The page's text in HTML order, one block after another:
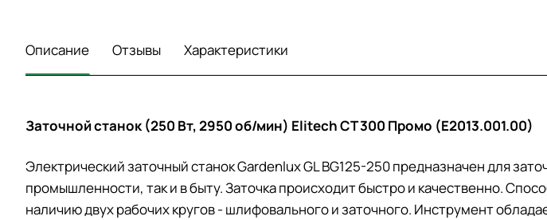
Описание Отзывы Характеристики
Заточной станок (250 Вт, 2950 об/мин) Elitech СТ 300 Промо (Е2013.001.00)
Электрический заточный станок Gardenlux GL BG125-250 предназначен для
промышленности, так и в быту. Заточка происходит быстро и качественно.
наличию двух рабочих кругов - шлифовального и заточного. Инструмент